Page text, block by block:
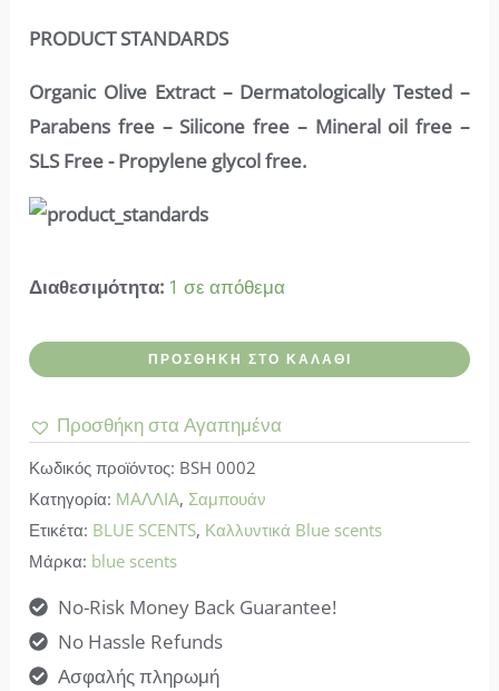
PRODUCT STANDARDS
Organic Olive Extract – Dermatologically Tested –
Parabens free – Silicone free – Mineral oil free –
SLS Free - Propylene glycol free.
Διαθεσιμότητα: 1 σε απόθεμα
Blue
scents-
Olive
Oil
-
Damaged
ποσότητα
ΠΡΟΣΘΉΚΗ ΣΤΟ ΚΑΛΆΘΙ
Προσθήκη στα Αγαπημένα
Κωδικός προϊόντος: BSH 0002
Κατηγορία: ΜΑΛΛΙΑ, Σαμπουάν
Ετικέτα: BLUE SCENTS, Καλλυντικά Blue scents
Μάρκα: blue scents
No-Risk Money Back Guarantee!
No Hassle Refunds
Ασφαλής πληρωμή